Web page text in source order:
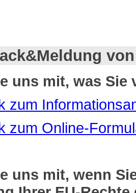
uns mit, was
zum
zum Online-
uns mit, wenn